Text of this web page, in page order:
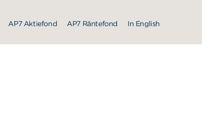
In English
AP7 Aktiefond AP7 Räntefond